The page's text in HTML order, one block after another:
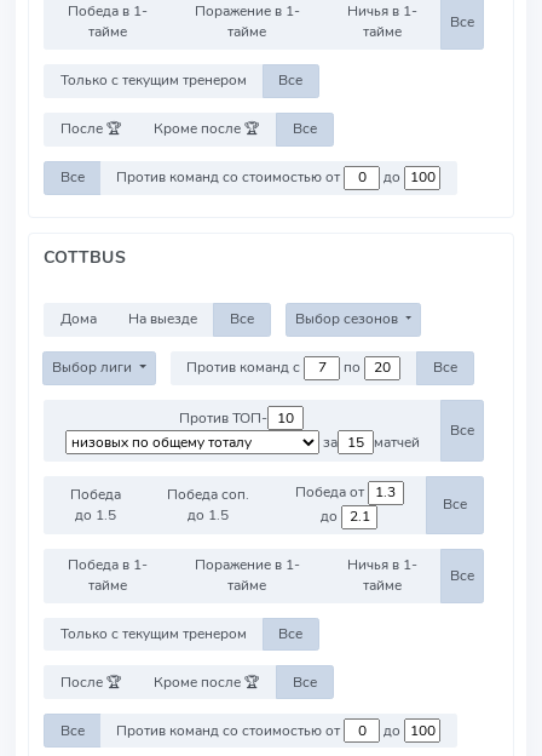
Победа в 1-
тайме
Поражение в 1-
тайме
Ничья в 1-
тайме
Все
Только с текущим тренером Все
После 🏆 Кроме после 🏆 Все
Все Против команд со стоимостью от до
COTTBUS
Дома На выезде Все Выбор сезонов
Выбор лиги Против команд с по Все
Против ТОП-
за
матчей
Все
Победа
до 1.5
Победа соп.
до 1.5
Победа от
до
Все
Победа в 1-
тайме
Поражение в 1-
тайме
Ничья в 1-
тайме
Все
Только с текущим тренером Все
После 🏆 Кроме после 🏆 Все
Все Против команд со стоимостью от до